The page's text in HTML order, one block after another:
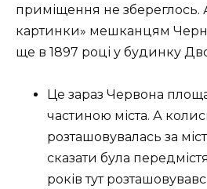
приміщення не збереглось.
картинки» мешканцям
ще в 1897 році у будинку
Це зараз Червона
частиною міста. А
розташовувалась за
сказати була
років тут